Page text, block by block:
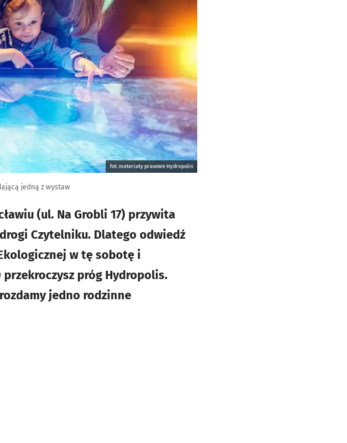
fot. materiały prasowe Hydropolis
jedną z wystaw
(ul. Na Grobli 17) przywita
Czytelniku. Dlatego odwiedź
w tę sobotę i
próg Hydropolis.
jedno rodzinne